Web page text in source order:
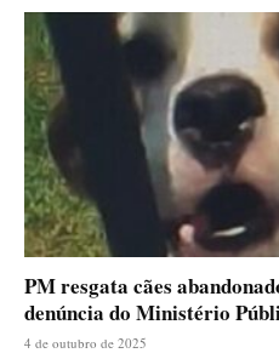
PM resgata cães
denúncia do Ministério
4 de outubro de 2025